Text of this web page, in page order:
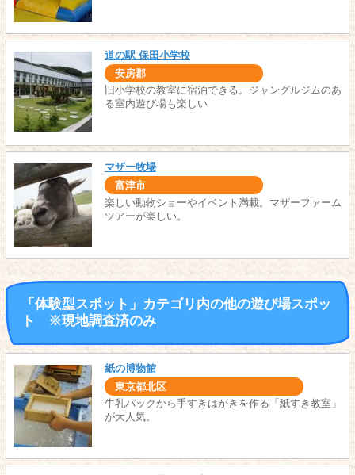
道の駅 保田小学校
安房郡
旧小学校の教室に宿泊できる。ジャングルジムのあ
る室内遊び場も楽しい
マザー牧場
富津市
楽しい動物ショーやイベント満載。マザーファーム
ツアーが楽しい。
「体験型スポット」カテゴリ内の他の遊び場スポッ
ト ※現地調査済のみ
紙の博物館
東京都北区
牛乳パックから手すきはがきを作る「紙すき教室」
が大人気。